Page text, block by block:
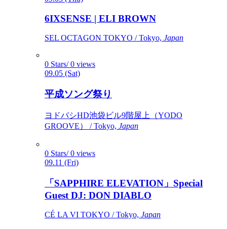
6IXSENSE | ELI BROWN
SEL OCTAGON TOKYO / Tokyo, Japan
0 Stars/ 0 views
09.05 (Sat)
平成ソング祭り
ヨドバシHD池袋ビル9階屋上（YODO
GROOVE） / Tokyo, Japan
0 Stars/ 0 views
09.11 (Fri)
「SAPPHIRE ELEVATION」Special
Guest DJ: DON DIABLO
CÉ LA VI TOKYO / Tokyo, Japan